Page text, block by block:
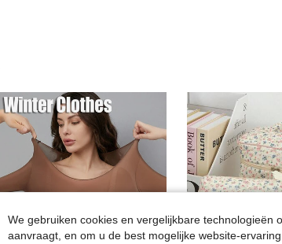
We gebruiken cookies en vergelijkbare technologieën
aanvraagt, en om u de best mogelijke website-